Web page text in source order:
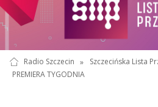
Radio Szczecin » Szczecińska Lista
PREMIERA TYGODNIA